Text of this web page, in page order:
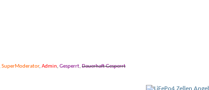
SuperModerator, Admin, Gesperrt, Dauerhaft Gesperrt